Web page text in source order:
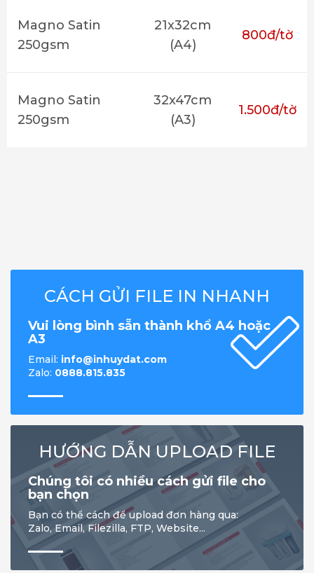
Magno Satin
250gsm
21x32cm
(A4)
800đ/tờ
Magno Satin
250gsm
32x47cm
(A3)
1.500đ/tờ
CÁCH GỬI FILE IN NHANH
Vui lòng bình sẵn thành khổ A4 hoặc
A3
Email: info@inhuydat.com
Zalo: 0888.815.835
HƯỚNG DẪN UPLOAD FILE
Chúng tôi có nhiều cách gửi file cho
bạn chọn
Bạn có thể cách để upload đơn hàng qua:
Zalo, Email, Filezilla, FTP, Website...